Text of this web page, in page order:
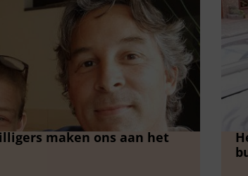
maken ons aan het